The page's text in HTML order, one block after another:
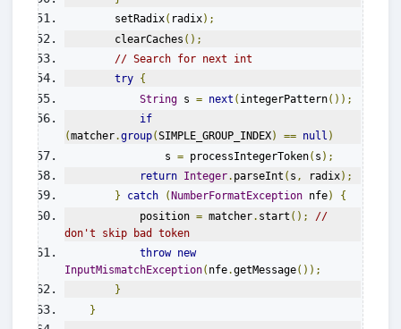
        setRadix
( radix);
        clearCaches
();
// Search for next int
try {
String s = next ( integerPattern());
if
(matcher.group(SIMPLE_GROUP_INDEX) == null )
                s
= processIntegerToken( s );
return Integer. parseInt ( s , radix);
}
catch ( NumberFormatException nfe)
{
            position
= matcher. start ();
//
don't skip bad token
throw new
InputMismatchException( nfe.getMessage());
}
}